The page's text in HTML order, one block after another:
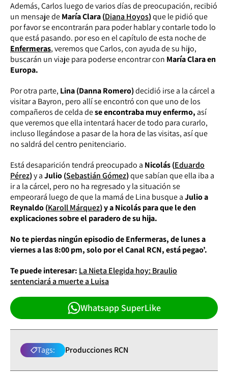
Además, Carlos luego de varios días de preocupación, recibió
un mensaje deMaría Clara (Diana Hoyos)que le pidió que
por favor se encontrarán para poder hablar y contarle todo lo
que está pasando. por eso en el capítulo de esta noche de
Enfermeras, veremos que Carlos, con ayuda de su hijo,
buscarán un viaje para poderse encontrar con María Clara en
Europa.
Por otra parte, Lina (Danna Romero)decidió irse a la cárcel a
visitar a Bayron, pero allí se encontró con que uno de los
compañeros de celda dese encontraba muy enfermo, así
que veremos que ella intentará hacer de todo para curarlo,
incluso llegándose a pasar de la hora de las visitas, así que
no saldrá del centro penitenciario.
Está desaparición tendrá preocupado a Nicolás (Eduardo
Pérez)y aJulio (Sebastián Gómez)que sabían que ella iba a
ir a la cárcel, pero no ha regresado y la situación se
empeorará luego de que la mamá de Lina busque aJulio a
Reynaldo (Karoll Márquez) y a Nicolás para que le den
explicaciones sobre el paradero de su hija.
No te pierdas ningún episodio de Enfermeras, de lunes a
viernes a las 8:00 pm, solo por el Canal RCN, está pegao’.
Te puede interesar: La Nieta Elegida hoy: Braulio
sentenciará a muerte a Luisa
Whatsapp SuperLike
Tags: Producciones RCN